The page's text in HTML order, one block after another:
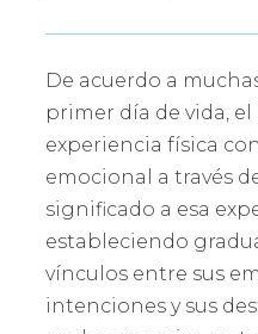
De acuerdo a
primer día de vida,
experiencia física
emocional a través
significado a esa
estableciendo
vínculos entre sus
intenciones y sus